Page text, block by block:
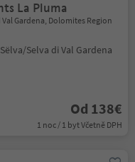
La Pluma
Val Gardena, Dolomites Region
Selva di Val Gardena
Od 138€
1 noc / 1 byt Včetně DPH